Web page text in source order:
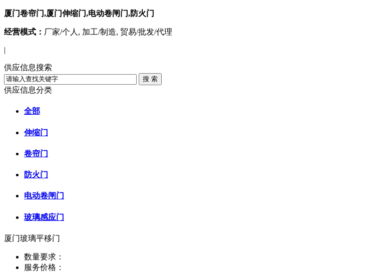
厦门卷帘门,厦门伸缩门,电动卷闸门,防火门
经营模式： 厂家/个人, 加工/制造, 贸易/批发/代理
|
供应信息搜索
供应信息分类
全部
伸缩门
卷帘门
防火门
电动卷闸门
玻璃感应门
厦门玻璃平移门
数量要求：
服务价格：